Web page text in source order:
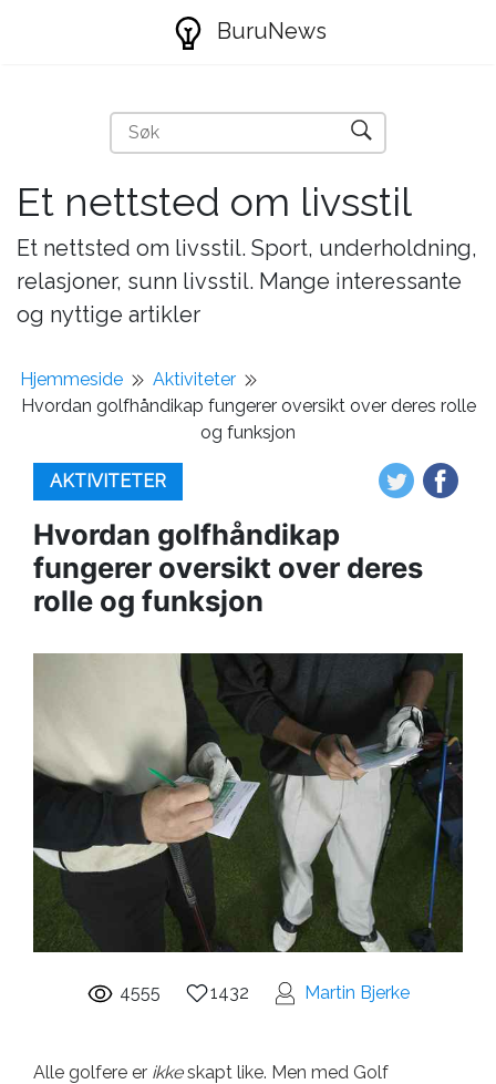
BuruNews
Et nettsted om livsstil
Et nettsted om livsstil. Sport, underholdning,
relasjoner, sunn livsstil. Mange interessante
og nyttige artikler
Hjemmeside
Aktiviteter
Hvordan golfhåndikap fungerer oversikt over deres rolle
og funksjon
AKTIVITETER
Hvordan golfhåndikap
fungerer oversikt over deres
rolle og funksjon
4555 1432 Martin Bjerke
Alle golfere er ikkeskapt like. Men med Golf